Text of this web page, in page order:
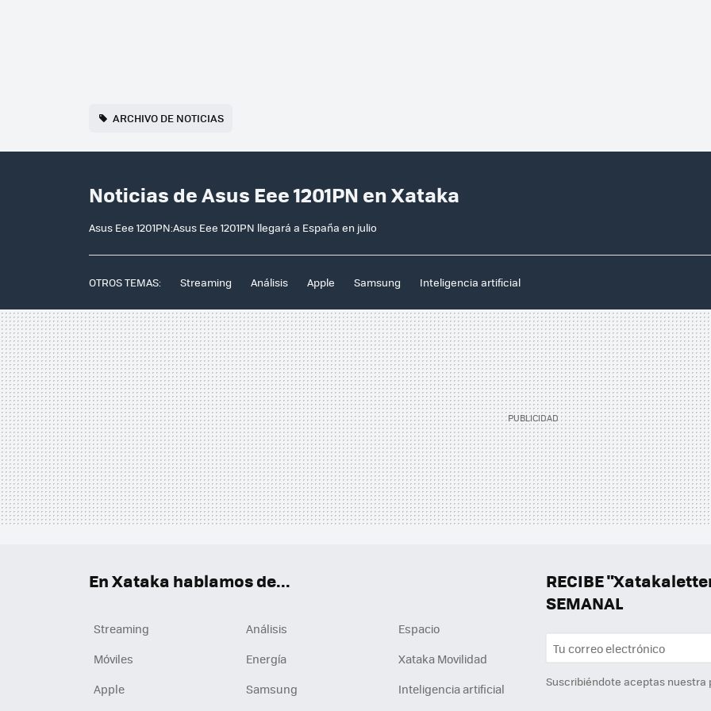
ARCHIVO DE NOTICIAS
Noticias de Asus Eee 1201PN en Xataka
Asus Eee 1201PN:Asus Eee 1201PN llegará a España en julio
OTROS TEMAS: Streaming Análisis Apple Samsung Inteligencia artificial
RECIBE
SEMANAL
Suscribiéndote aceptas nuestra
En Xataka hablamos de...
Streaming Análisis
Espacio
Móviles
Energía
Xataka Movilidad
Apple
Samsung Inteligencia artificial